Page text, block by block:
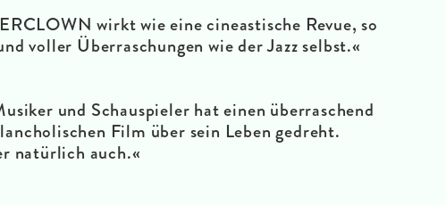
wirkt wie eine cineastische Revue, so
voller Überraschungen wie der Jazz selbst.«
und Schauspieler hat einen überraschend
Film über sein Leben gedreht.
natürlich auch.«